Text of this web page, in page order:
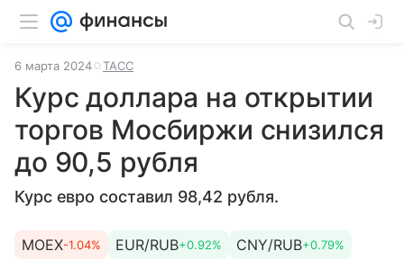
6 марта 2024 ТАСС
Курс доллара на открытии
торгов Мосбиржи снизился
до 90,5 рубля
Курс евро составил 98,42 рубля.
MOEX-1.04% EUR/RUB+0.92% CNY/RUB+0.79%